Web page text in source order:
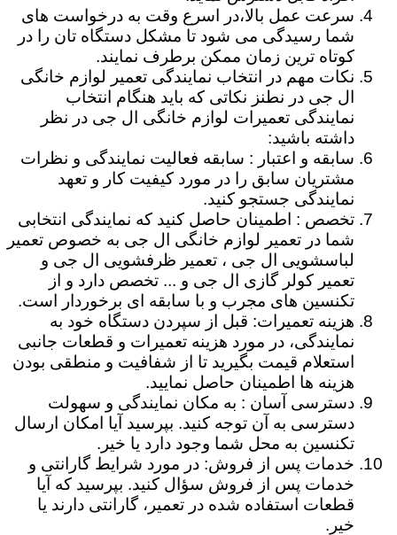
سرعت عمل بالا،در اسرع وقت به درخواست های
شما رسیدگی می شود تا مشکل دستگاه تان را در
کوتاه ترین زمان ممکن برطرف نمایند.
نکات مهم در انتخاب نمایندگی تعمیر لوازم خانگی
ال جی در نطنز نکاتی که باید هنگام انتخاب
نمایندگی تعمیرات لوازم خانگی ال جی در نظر
داشته باشید:
سابقه و اعتبار : سابقه فعالیت نمایندگی و نظرات
مشتریان سابق را در مورد کیفیت کار و تعهد
نمایندگی جستجو کنید.
تخصص : اطمینان حاصل کنید که نمایندگی انتخابی
شما در تعمیر لوازم خانگی ال جی به خصوص تعمیر
لباسشویی ال جی ، تعمیر ظرفشویی ال جی و
تعمیر کولر گازی ال جی و ... تخصص دارد و از
تکنسین های مجرب و با سابقه ای برخوردار است.
هزینه تعمیرات: قبل از سپردن دستگاه خود به
نمایندگی، در مورد هزینه تعمیرات و قطعات جانبی
استعلام قیمت بگیرید تا از شفافیت و منطقی بودن
هزینه ها اطمینان حاصل نمایید.
دسترسی آسان : به مکان نمایندگی و سهولت
دسترسی به آن توجه کنید. بپرسید آیا امکان ارسال
تکنسین به محل شما وجود دارد یا خیر.
خدمات پس از فروش: در مورد شرایط گارانتی و
خدمات پس از فروش سؤال کنید. بپرسید که آیا
قطعات استفاده شده در تعمیر، گارانتی دارند یا
خیر.